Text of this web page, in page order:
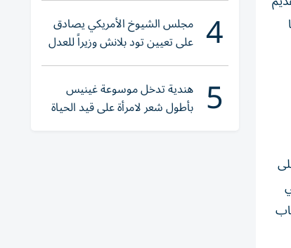
على
سجّلت 83% في
لأصحاب
4 مجلس الشيوخ الأمريكي يصادق
على تعيين تود بلانش وزيراً للعدل
5 هندية تدخل موسوعة غينيس
بأطول شعر لامرأة على قيد الحياة